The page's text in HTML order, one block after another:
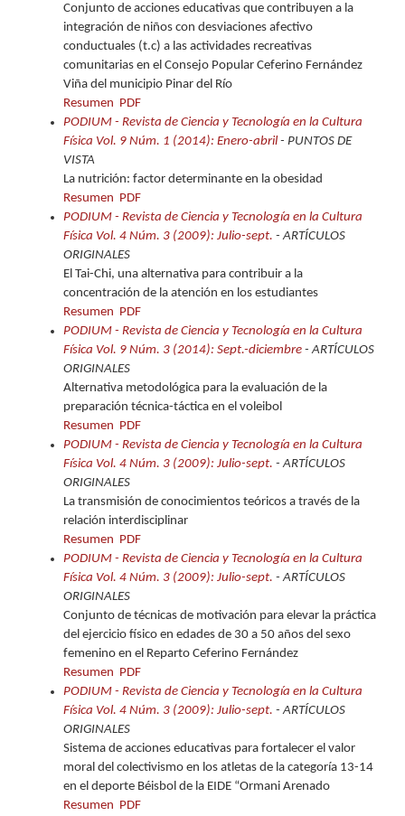
Conjunto de acciones educativas que contribuyen a la
integración de niños con desviaciones afectivo
conductuales (t.c) a las actividades recreativas
comunitarias en el Consejo Popular Ceferino Fernández
Viña del municipio Pinar del Río
Resumen PDF
PODIUM - Revista de Ciencia y Tecnología en la Cultura
Física Vol. 9 Núm. 1 (2014): Enero-abril- PUNTOS DE
VISTA
La nutrición: factor determinante en la obesidad
Resumen PDF
PODIUM - Revista de Ciencia y Tecnología en la Cultura
Física Vol. 4 Núm. 3 (2009): Julio-sept. - ARTÍCULOS
ORIGINALES
El Tai-Chi, una alternativa para contribuir a la
concentración de la atención en los estudiantes
Resumen PDF
PODIUM - Revista de Ciencia y Tecnología en la Cultura
Física Vol. 9 Núm. 3 (2014): Sept.-diciembre - ARTÍCULOS
ORIGINALES
Alternativa metodológica para la evaluación de la
preparación técnica-táctica en el voleibol
Resumen PDF
PODIUM - Revista de Ciencia y Tecnología en la Cultura
Física Vol. 4 Núm. 3 (2009): Julio-sept. - ARTÍCULOS
ORIGINALES
La transmisión de conocimientos teóricos a través de la
relación interdisciplinar
Resumen PDF
PODIUM - Revista de Ciencia y Tecnología en la Cultura
Física Vol. 4 Núm. 3 (2009): Julio-sept. - ARTÍCULOS
ORIGINALES
Conjunto de técnicas de motivación para elevar la práctica
del ejercicio físico en edades de 30 a 50 años del sexo
femenino en el Reparto Ceferino Fernández
Resumen PDF
PODIUM - Revista de Ciencia y Tecnología en la Cultura
Física Vol. 4 Núm. 3 (2009): Julio-sept. - ARTÍCULOS
ORIGINALES
Sistema de acciones educativas para fortalecer el valor
moral del colectivismo en los atletas de la categoría 13-14
en el deporte Béisbol de la EIDE “Ormani Arenado
Resumen PDF